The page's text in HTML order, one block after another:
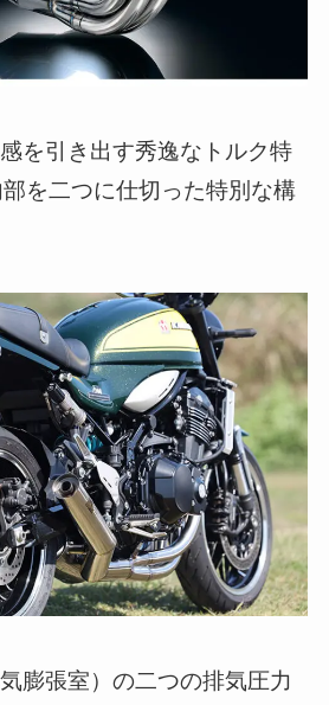
を引き出す秀逸なトルク特
を二つに仕切った特別な構
膨張室）の二つの排気圧力